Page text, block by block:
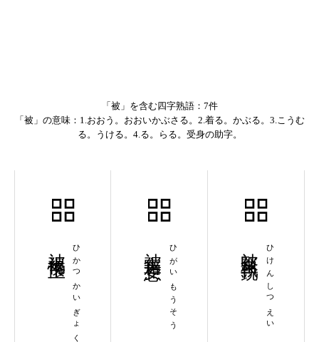
「被」を含む四字熟語：7件
「被」の意味：1.おおう。おおいかぶさる。2.着る。かぶる。3.こうむ
る。うける。4.る。らる。受身の助字。
ひかつかいぎょく ひがいもうそう ひけんしつえい